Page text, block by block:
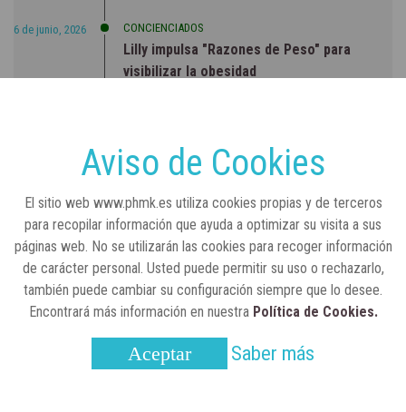
6 de junio, 2026 CONCIENCIADOS
Lilly impulsa "Razones de Peso" para
visibilizar la obesidad
Real Academia Nacional de Farmacia: un
laboratorio de ideas que se ha adaptado a
Aviso de Cookies
El sitio web www.phmk.es utiliza cookies propias y de terceros
para recopilar información que ayuda a optimizar su visita a sus
páginas web. No se utilizarán las cookies para recoger información
de carácter personal. Usted puede permitir su uso o rechazarlo,
también puede cambiar su configuración siempre que lo desee.
Encontrará más información en nuestra Política de Cookies.
Aceptar Saber más